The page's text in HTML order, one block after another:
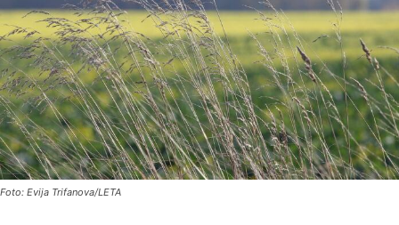
Foto: Evija Trifanova/LETA